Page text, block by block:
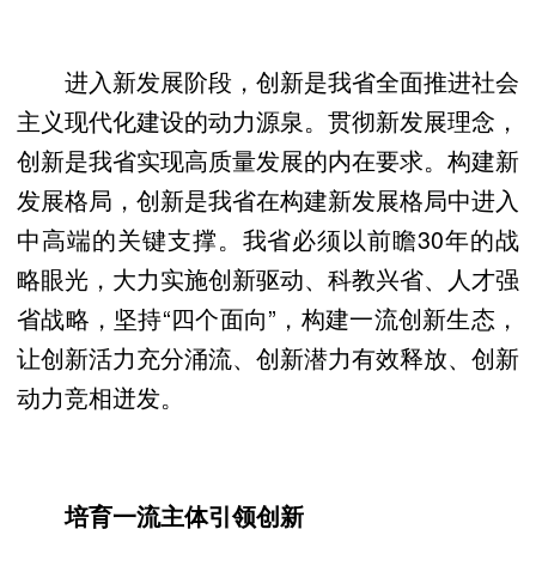
进入新发展阶段，创新是我省全面推进社会
主义现代化建设的动力源泉。贯彻新发展理念，
创新是我省实现高质量发展的内在要求。构建新
发展格局，创新是我省在构建新发展格局中进入
中高端的关键支撑。我省必须以前瞻30年的战
略眼光，大力实施创新驱动、科教兴省、人才强
省战略，坚持“四个面向”，构建一流创新生态，
让创新活力充分涌流、创新潜力有效释放、创新
动力竞相迸发。
培育一流主体引领创新